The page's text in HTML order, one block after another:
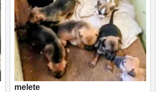
melete